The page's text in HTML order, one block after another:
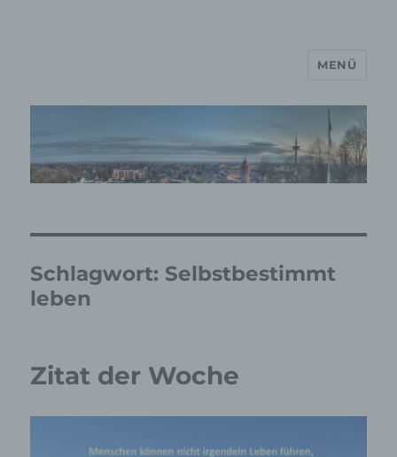
MP Mario Porten Beratung
Training Coaching
MENÜ
Schlagwort: Selbstbestimmt
leben
Zitat der Woche